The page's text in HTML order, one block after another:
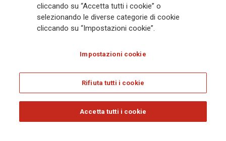
Legal Info Cookie Policy Privacy & GDPR
cliccando su “Accetta tutti i cookie” o
selezionando le diverse categorie di cookie
cliccando su “Impostazioni cookie”.
Impostazioni cookie
Rifiuta tutti i cookie
Accetta tutti i cookie